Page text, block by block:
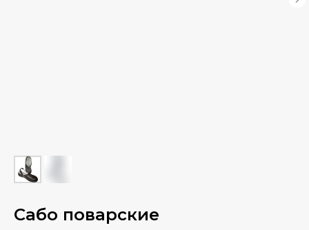
Сабо поварские